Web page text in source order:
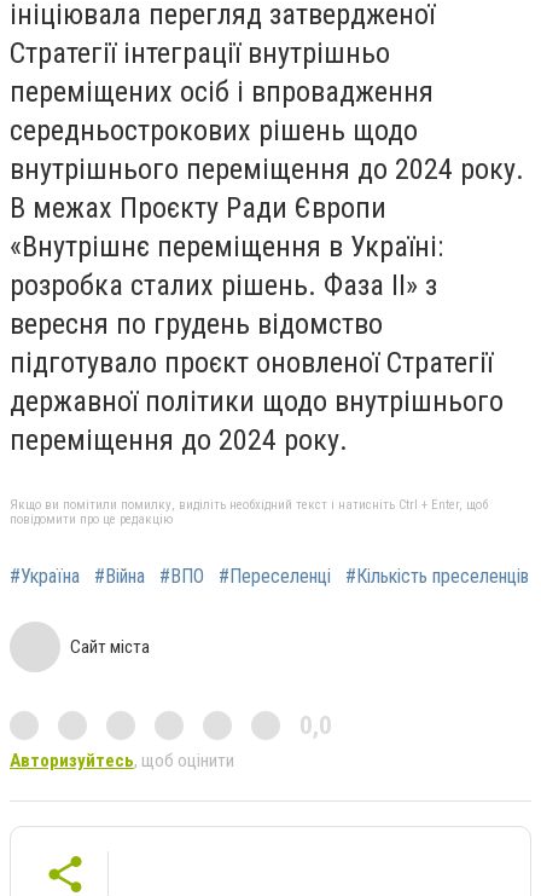
ініціювала перегляд затвердженої
Стратегії інтеграції внутрішньо
переміщених осіб і впровадження
середньострокових рішень щодо
внутрішнього переміщення до 2024 року.
В межах Проєкту Ради Європи
«Внутрішнє переміщення в Україні:
розробка сталих рішень. Фаза ІІ» з
вересня по грудень відомство
підготувало проєкт оновленої Стратегії
державної політики щодо внутрішнього
переміщення до 2024 року.
Якщо ви помітили помилку, виділіть необхідний текст і натисніть Ctrl + Enter, щоб
повідомити про це редакцію
#Україна #Війна #ВПО #Переселенці #Кількість преселенців
Сайт міста
0,0
Авторизуйтесь, щоб оцінити